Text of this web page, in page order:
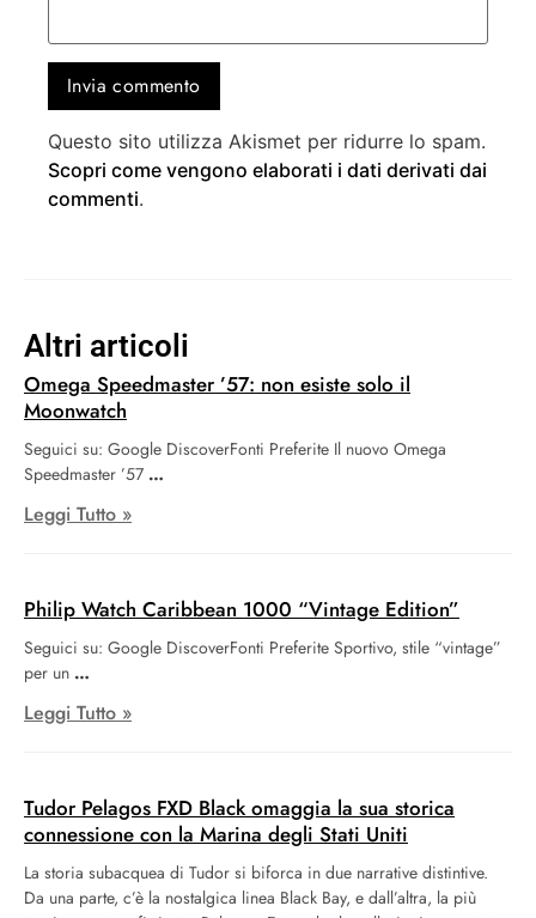
Altri articoli
Omega Speedmaster ’57: non esiste solo il
Moonwatch
Seguici su: Google DiscoverFonti Preferite Il nuovo Omega
Speedmaster ’57
Leggi Tutto »
Philip Watch Caribbean 1000 “Vintage Edition”
Seguici su: Google DiscoverFonti Preferite Sportivo, stile “vintage”
per un
Leggi Tutto »
Tudor Pelagos FXD Black omaggia la sua storica
connessione con la Marina degli Stati Uniti
La storia subacquea di Tudor si biforca in due narrative distintive.
Da una parte, c’è la nostalgica linea Black Bay, e dall’altra, la più
Questo sito utilizza Akismet per ridurre lo spam.
Scopri come vengono elaborati i dati derivati dai
commenti.